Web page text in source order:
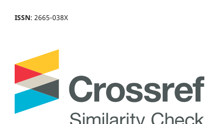
ISSN: 2665-038X